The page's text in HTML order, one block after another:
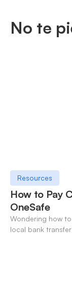
No te
Resources
How to Pay
OneSafe
Wondering how
local bank